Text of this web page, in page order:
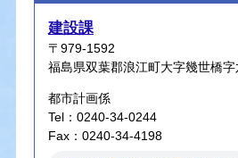
建設課
〒979-1592
福島県双葉郡浪江町大字幾世橋
都市計画係
Tel：0240-34-0244
Fax：0240-34-4198